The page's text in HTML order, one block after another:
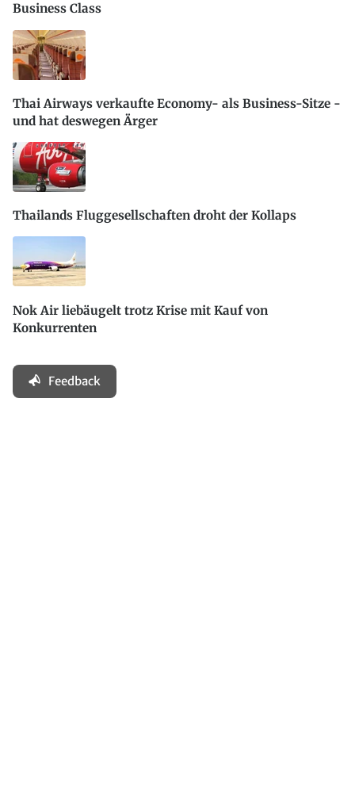
Business Class
Thai Airways verkaufte Economy- als Business-Sitze -
und hat deswegen Ärger
Thailands Fluggesellschaften droht der Kollaps
Nok Air liebäugelt trotz Krise mit Kauf von
Konkurrenten
Feedback